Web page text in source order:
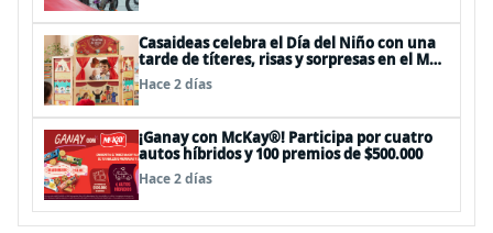
Casaideas celebra el Día del Niño con una
tarde de títeres, risas y sorpresas en el Mall
Plaza Vespucio
Hace 2 días
¡Ganay con McKay®! Participa por cuatro
autos híbridos y 100 premios de $500.000
Hace 2 días